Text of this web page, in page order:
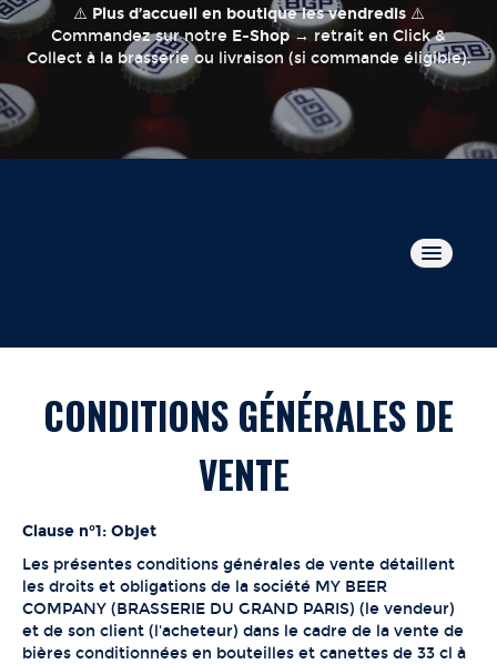
⚠️ Plus d’accueil en boutique les vendredis⚠️
Commandez sur notre E-Shop→ retrait en Click &
Collect à la brasserie ou livraison (si commande éligible).
HISTOIRE
LOCATION DE TIREUSE
OÙ TROUVER NOS BIÈRES ?
CONDITIONS GÉNÉRALES DE
VENTE
Clause n°1: Objet
Les présentes conditions générales de vente détaillent
les droits et obligations de la société MY BEER
COMPANY (BRASSERIE DU GRAND PARIS) (le vendeur)
et de son client (l'acheteur) dans le cadre de la vente de
bières conditionnées en bouteilles et canettes de 33 cl à